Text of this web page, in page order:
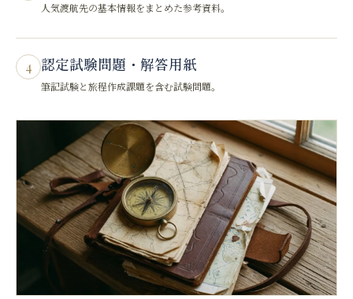
人気渡航先の基本情報をまとめた参考資料。
4 認定試験問題・解答用紙
筆記試験と旅程作成課題を含む試験問題。